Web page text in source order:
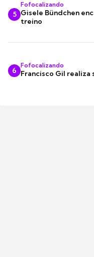
5
Fofocalizando
Gisele Bündchen
treino
6
Fofocalizando
Francisco Gil realiza